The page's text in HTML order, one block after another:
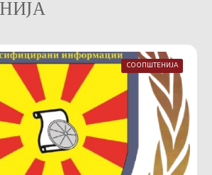
СООПШТЕНИЈА